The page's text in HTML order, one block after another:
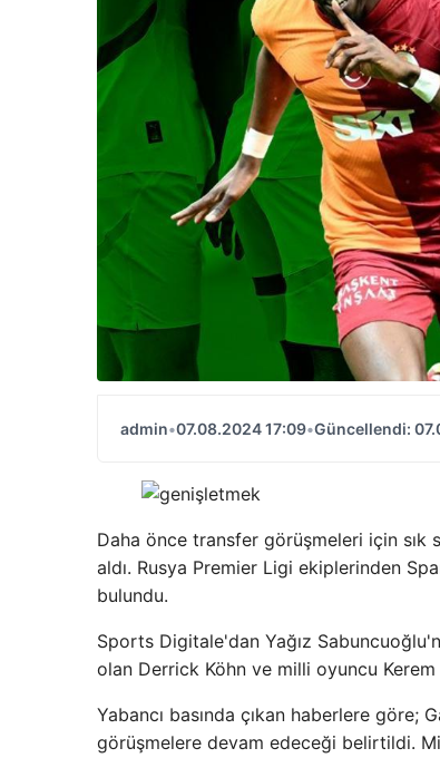
admin•07.08.2024 17:09•Güncellendi:
Daha önce transfer görüşmeleri için
aldı. Rusya Premier Ligi ekiplerinden
bulundu.
Sports Digitale'dan Yağız
olan Derrick Köhn ve milli oyuncu
Yabancı basında çıkan haberlere
görüşmelere devam edeceği belirtildi.